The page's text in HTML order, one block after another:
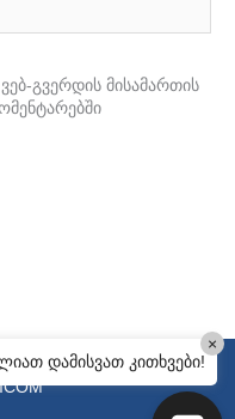
გვერდის მისამართის
დამისვათ კითხვები!
×